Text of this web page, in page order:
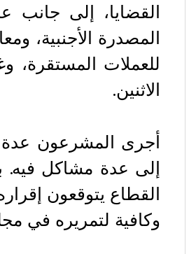
القضايا، إلى جانب
المصدرة الأجنبية،
للعملات المستقرة،
الاثنين.
إلى عدة مشاكل فيه.
القطاع يتوقعون
وكافية لتمريره في